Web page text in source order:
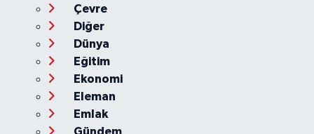
Çevre
Diğer
Dünya
Eğitim
Ekonomi
Eleman
Emlak
Gündem